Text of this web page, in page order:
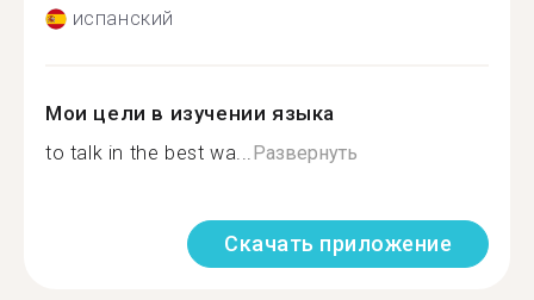
испанский
Мои цели в изучении языка
to talk in the best wa...Развернуть
Скачать приложение